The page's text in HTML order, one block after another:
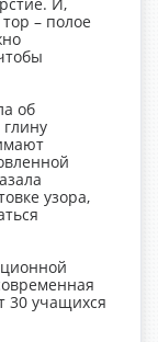
– полое
об
узора,
30 учащихся